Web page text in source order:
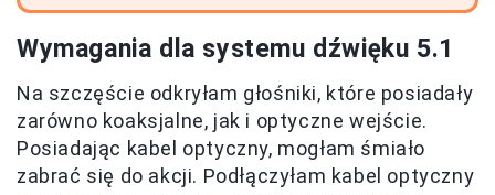
Wymagania dla systemu dźwięku 5.1
Na szczęście odkryłam głośniki, które posiadały
zarówno koaksjalne, jak i optyczne wejście.
Posiadając kabel optyczny, mogłam śmiało
zabrać się do akcji. Podłączyłam kabel optyczny